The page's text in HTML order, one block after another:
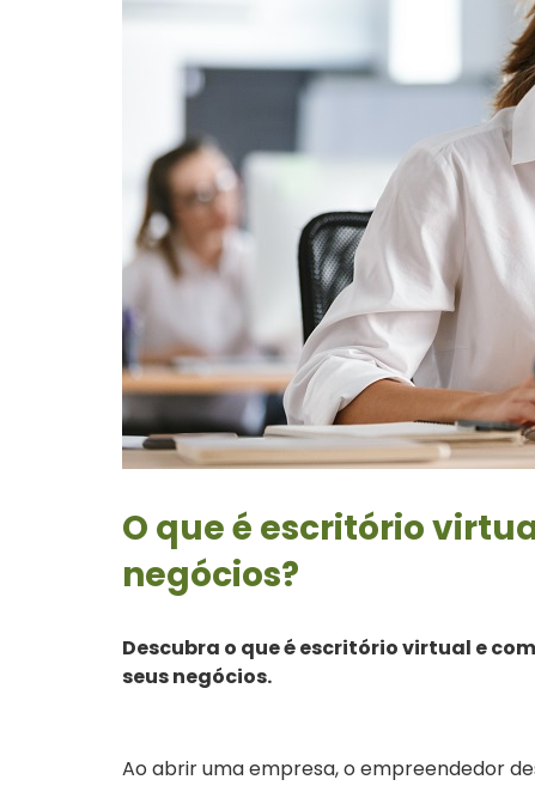
O que é escritório
negócios?
Descubra o que é escritório virtual e
seus negócios.
Ao abrir uma empresa, o empreendedor